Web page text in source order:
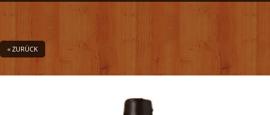
« ZURÜCK